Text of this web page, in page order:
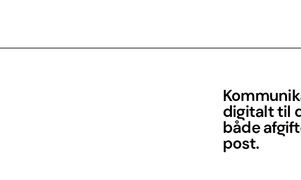
digitalt til
både
post.